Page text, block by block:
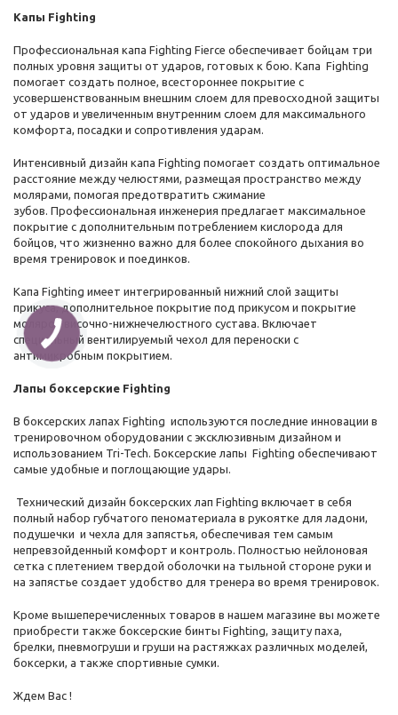
Капы Fighting
Профессиональная капа Fighting Fierce обеспечивает бойцам три
полных уровня защиты от ударов, готовых к бою. Капа Fighting
помогает создать полное, всестороннее покрытие с
усовершенствованным внешним слоем для превосходной защиты
от ударов и увеличенным внутренним слоем для максимального
комфорта, посадки и сопротивления ударам.
Интенсивный дизайн капа Fighting помогает создать оптимальное
расстояние между челюстями, размещая пространство между
молярами, помогая предотвратить сжимание
зубов. Профессиональная инженерия предлагает максимальное
покрытие с дополнительным потреблением кислорода для
бойцов, что жизненно важно для более спокойного дыхания во
время тренировок и поединков.
Капа Fighting имеет интегрированный нижний слой защиты
прикуса, дополнительное покрытие под прикусом и покрытие
моляров височно-нижнечелюстного сустава. Включает
специальный вентилируемый чехол для переноски с
антимикробным покрытием.
Лапы боксерские Fighting
В боксерских лапах Fighting используются последние инновации в
тренировочном оборудовании с эксклюзивным дизайном и
использованием Tri-Tech. Боксерские лапы Fighting обеспечивают
самые удобные и поглощающие удары.
Технический дизайн боксерских лап Fighting включает в себя
полный набор губчатого пеноматериала в рукоятке для ладони,
подушечки и чехла для запястья, обеспечивая тем самым
непревзойденный комфорт и контроль. Полностью нейлоновая
сетка с плетением твердой оболочки на тыльной стороне руки и
на запястье создает удобство для тренера во время тренировок.
Кроме вышеперечисленных товаров в нашем магазине вы можете
приобрести также боксерские бинты Fighting, защиту паха,
брелки, пневмогруши и груши на растяжках различных моделей,
боксерки, а также спортивные сумки.
Ждем Вас !